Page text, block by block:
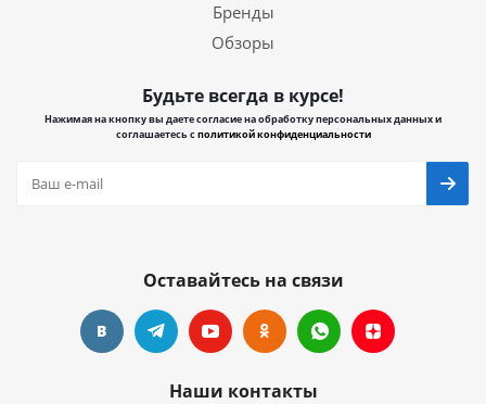
Бренды
Обзоры
Будьте всегда в курсе!
Нажимая на кнопку вы даете согласие на обработку персональных данных и
соглашаетесь сполитикой конфиденциальности
Оставайтесь на связи
Наши контакты